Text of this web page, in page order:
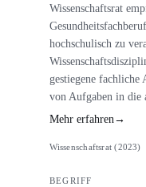
Wissenschaftsrat
hochschulisch zu
gestiegene fachliche
von Aufgaben in die
Mehr erfahren→
Wissenschaftsrat (2023)
BEGRIFF